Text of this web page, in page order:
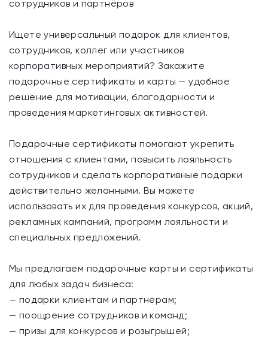
сотрудников и партнёров
Ищете универсальный подарок для клиентов,
сотрудников, коллег или участников
корпоративных мероприятий? Закажите
подарочные сертификаты и карты — удобное
решение для мотивации, благодарности и
проведения маркетинговых активностей.
Подарочные сертификаты помогают укрепить
отношения с клиентами, повысить лояльность
сотрудников и сделать корпоративные подарки
действительно желанными. Вы можете
использовать их для проведения конкурсов, акций,
рекламных кампаний, программ лояльности и
специальных предложений.
Мы предлагаем подарочные карты и сертификаты
для любых задач бизнеса:
— подарки клиентам и партнёрам;
— поощрение сотрудников и команд;
— призы для конкурсов и розыгрышей;